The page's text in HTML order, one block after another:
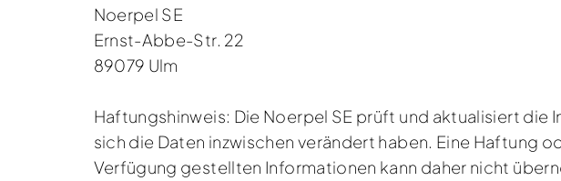
Noerpel SE
Ernst-Abbe-Str. 22
89079 Ulm
Haftungshinweis: Die Noerpel SE prüft und aktualisiert
sich die Daten inzwischen verändert haben. Eine Haftung
Verfügung gestellten Informationen kann daher nicht